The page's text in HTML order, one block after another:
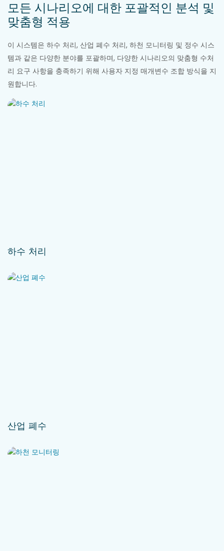
모든 시나리오에 대한 포괄적인 분석 및
맞춤형 적용
이 시스템은 하수 처리, 산업 폐수 처리, 하천 모니터링 및 정수 시스
템과 같은 다양한 분야를 포괄하며, 다양한 시나리오의 맞춤형 수처
리 요구 사항을 충족하기 위해 사용자 지정 매개변수 조합 방식을 지
원합니다.
하수 처리
산업 폐수